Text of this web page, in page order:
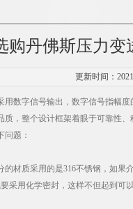
购丹佛斯压力变
更新时间：
用数字信号输出，数字信号指幅
，整个设计框架着眼于可靠性、
题：
质采用的是316不锈钢，如果
用化学密封，这样不但起到可